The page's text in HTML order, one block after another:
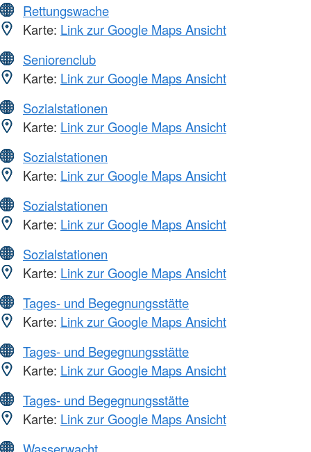
Rettungswache
Karte: Link zur Google Maps Ansicht
Seniorenclub
Karte: Link zur Google Maps Ansicht
Sozialstationen
Karte: Link zur Google Maps Ansicht
Sozialstationen
Karte: Link zur Google Maps Ansicht
Sozialstationen
Karte: Link zur Google Maps Ansicht
Sozialstationen
Karte: Link zur Google Maps Ansicht
Tages- und Begegnungsstätte
Karte: Link zur Google Maps Ansicht
Tages- und Begegnungsstätte
Karte: Link zur Google Maps Ansicht
Tages- und Begegnungsstätte
Karte: Link zur Google Maps Ansicht
Wasserwacht